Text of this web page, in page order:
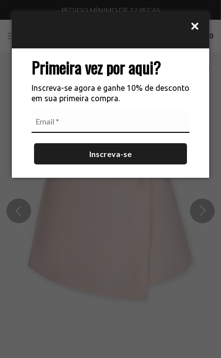
Primeira vez por aqui?
Inscreva-se agora e ganhe 10% de desconto
em sua primeira compra.
Inscreva-se
PEDIDO MÍNIMO DE 12 PEÇAS
0